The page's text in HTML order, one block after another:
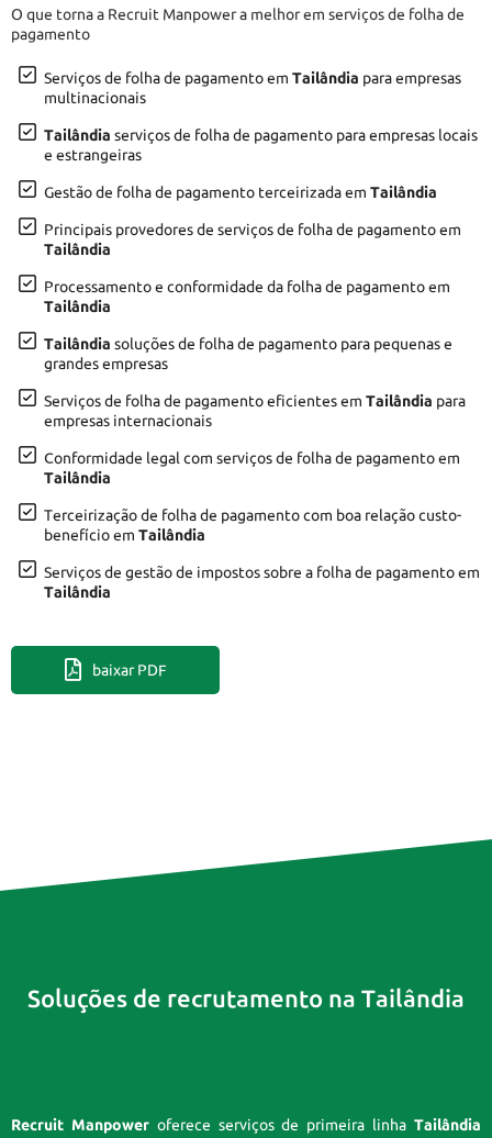
O que torna a Recruit Manpower a melhor em serviços de folha de
pagamento
Serviços de folha de pagamento em Tailândia para empresas
multinacionais
Tailândia serviços de folha de pagamento para empresas locais
e estrangeiras
Gestão de folha de pagamento terceirizada em Tailândia
Principais provedores de serviços de folha de pagamento em
Tailândia
Processamento e conformidade da folha de pagamento em
Tailândia
Tailândia soluções de folha de pagamento para pequenas e
grandes empresas
Serviços de folha de pagamento eficientes em Tailândia para
empresas internacionais
Conformidade legal com serviços de folha de pagamento em
Tailândia
Terceirização de folha de pagamento com boa relação custo-
benefício em Tailândia
Serviços de gestão de impostos sobre a folha de pagamento em
Tailândia
baixar PDF
Soluções de recrutamento na Tailândia
Recruit Manpoweroferece serviços de primeira linhaTailândia